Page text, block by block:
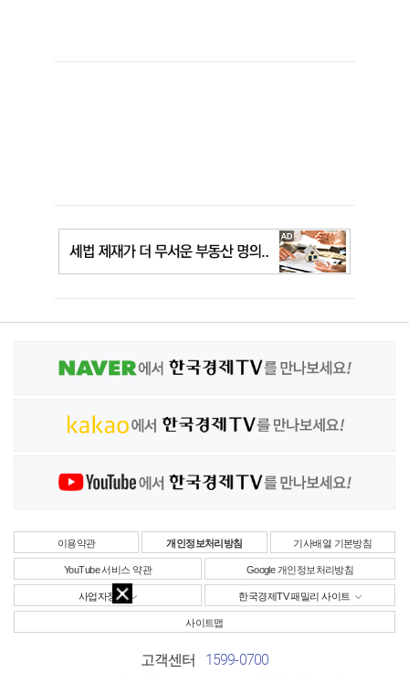
이용약관 개인정보처리방침 기사배열 기본방침
YouTube 서비스 약관 Google 개인정보처리방침
사업자정보 한국경제TV 패밀리 사이트
사이트맵
고객센터 1599-0700